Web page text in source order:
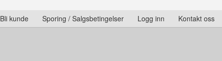
Bli kunde Sporing / Salgsbetingelser Logg inn Kontakt oss